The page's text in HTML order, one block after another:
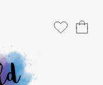
Anmelden
Merkliste